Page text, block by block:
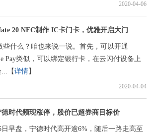
2020-04-06
20 NFC制作 IC卡门卡，优雅开启大门
些什么？咱也来说一说。首先，可以开通
Pay类似，可以绑定银行卡，在云闪付设备上
【详情】
2020-04-04
时代频现涨停，股价已超券商目标价
早盘，宁德时代高开逾6%，随后一路走高至